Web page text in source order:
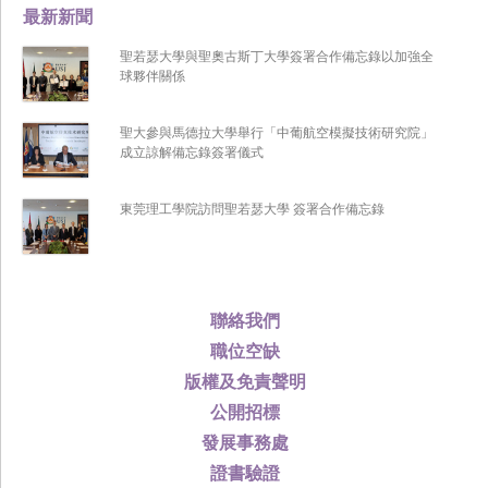
聯絡我們
職位空缺
版權及免責聲明
公開招標
發展事務處
證書驗證
最新新聞
聖若瑟大學與聖奧古斯丁大學簽署合作備忘錄以加強全
球夥伴關係
聖大參與馬德拉大學舉行「中葡航空模擬技術研究院」
成立諒解備忘錄簽署儀式
東莞理工學院訪問聖若瑟大學 簽署合作備忘錄